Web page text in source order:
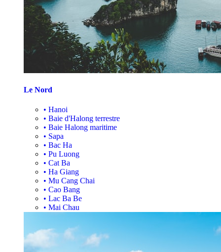
Le Nord
• Hanoi
• Baie d'Halong terrestre
• Baie Halong maritime
• Sapa
• Bac Ha
• Pu Luong
• Cat Ba
• Ha Giang
• Mu Cang Chai
• Cao Bang
• Lac Ba Be
• Mai Chau